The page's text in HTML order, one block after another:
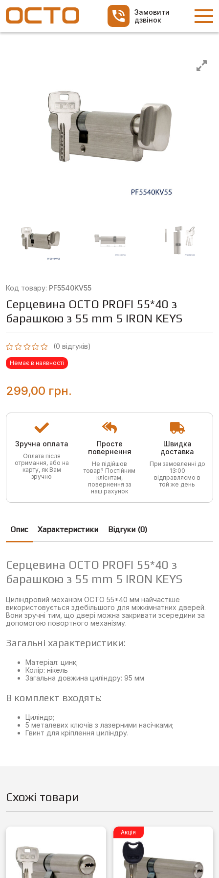
Замовити
дзвінок
Код товару: PF5540KV55
Серцевина OCTO PROFI 55*40 з
барашкою з 55 mm 5 IRON KEYS
Оцінено
в
0
(0 відгуків)
Немає в наявності
299,00 грн.
Зручна оплата
Оплата після
отримання, або на
карту, як Вам
зручно
Просте
повернення
Не підійшов
товар? Постійним
клієнтам,
повернення за
наш рахунок
Швидка
доставка
При замовленні до
13:00
відправляємо в
той же день
Опис Характеристики Відгуки (0)
Серцевина OCTO PROFI 55*40 з
барашкою з 55 mm 5 IRON KEYS
Циліндровий механізм OCTO 55*40 мм найчастіше
використовується здебільшого для міжкімнатних дверей.
Вони зручні тим, що двері можна закривати зсередини за
допомогою повортного механізму.
Загальні характеристики:
Матеріал: цинк;
Колір: нікель
Загальна довжина циліндру: 95 мм
В комплект входять:
Циліндр;
5 металевих ключів з лазерними насічками;
Гвинт для кріплення циліндру.
Схожі товари
Акція